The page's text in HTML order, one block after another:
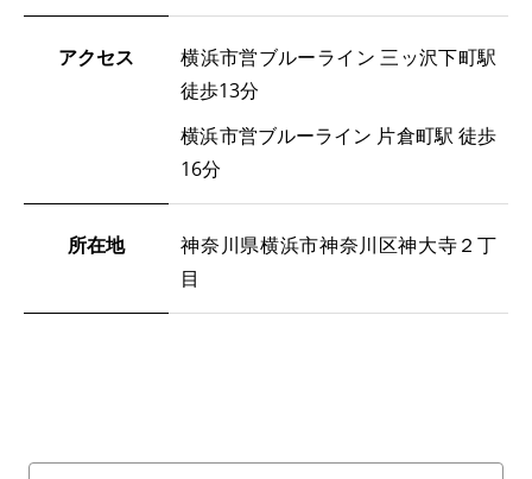
アクセス
横浜市営ブルーライン 三ッ沢下町駅
徒歩13分
横浜市営ブルーライン 片倉町駅 徒歩
16分
所在地
神奈川県横浜市神奈川区神大寺２丁
目